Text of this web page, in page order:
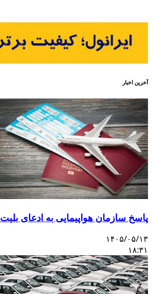
آخرین اخبار
پاسخ سازمان هواپیمایی به ادعای بلیت ۲۱ میلیون تومانی تهران–اصفهان
۱۴۰۵/۰۵/۱۳
۱۸:۳۱